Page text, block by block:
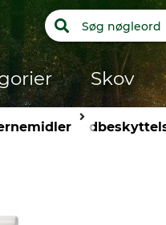
Skov